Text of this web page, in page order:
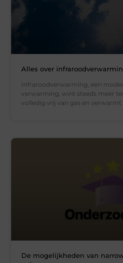
Alles over
Infraroodverwarming, een
verwarming, wint steeds meer
volledig vrij van gas en verwarmt
De mogelijkheden van